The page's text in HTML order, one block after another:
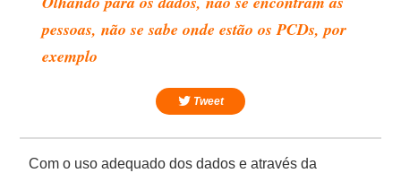
pessoas, não se sabe onde estão os PCDs, por
exemplo
Tweet
Com o uso adequado dos dados e através da